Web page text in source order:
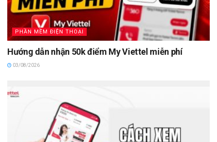
PHẦN MỀM ĐIỆN THOẠI
Hướng dẫn nhận 50k điểm My Viettel miễn phí
03/08/2026